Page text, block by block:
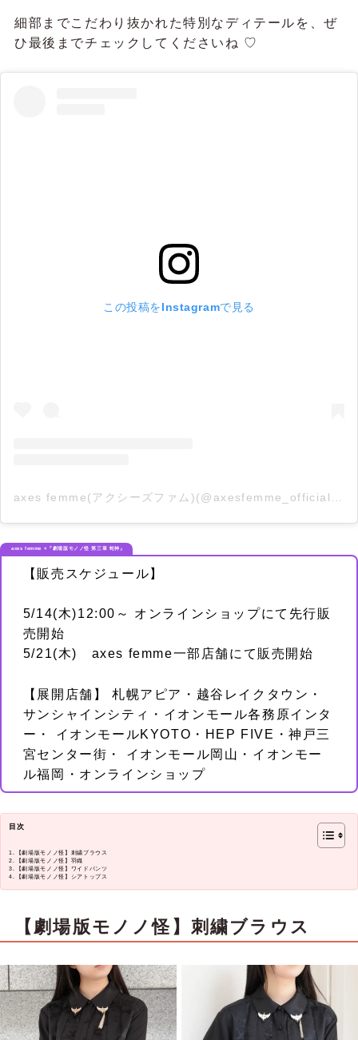
細部までこだわり抜かれた特別なディテールを、ぜ
ひ最後までチェックしてくださいね ♡
この投稿をInstagramで見る
axes femme ×『劇場版モノノ怪 第三章 蛇神』
【販売スケジュール】
5/14(木)12:00～ オンラインショップにて先行販
売開始
5/21(木) axes femme一部店舗にて販売開始
【展開店舗】 札幌アピア・越谷レイクタウン・
サンシャインシティ・イオンモール各務原インタ
ー・ イオンモールKYOTO・HEP FIVE・神戸三
宮センター街・ イオンモール岡山・イオンモー
ル福岡・オンラインショップ
目次
【劇場版モノノ怪】刺繍ブラウス
【劇場版モノノ怪】羽織
【劇場版モノノ怪】ワイドパンツ
【劇場版モノノ怪】シアトップス
【劇場版モノノ怪】刺繍ブラウス